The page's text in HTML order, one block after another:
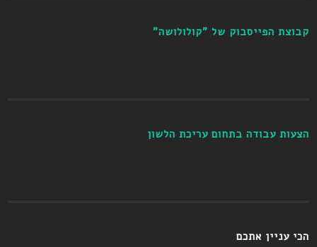
קבוצת הפייסבוק של "קולולושה"
הצעות עבודה בתחום עריכת הלשון
הכי עניין אתכם